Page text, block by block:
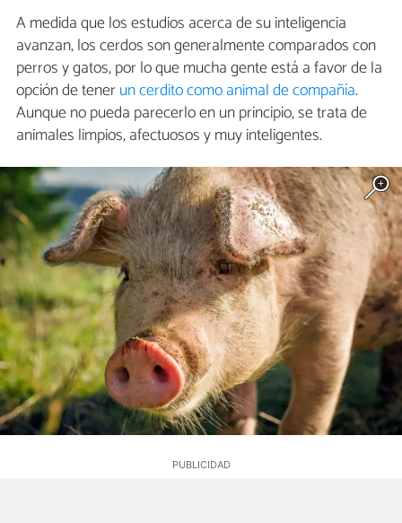
A medida que los estudios acerca de su inteligencia
avanzan, los cerdos son generalmente comparados con
perros y gatos, por lo que mucha gente está a favor de la
opción de tenerun cerdito como animal de compañía.
Aunque no pueda parecerlo en un principio, se trata de
animales limpios, afectuosos y muy inteligentes.